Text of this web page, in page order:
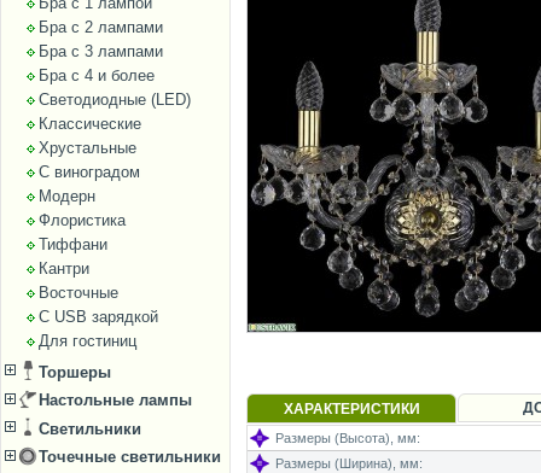
Бра с 2 лампами
Бра с 3 лампами
Бра с 4 и более
Светодиодные (LED)
Классические
Хрустальные
С виноградом
Модерн
Флористика
Тиффани
Кантри
Восточные
С USB зарядкой
Для гостиниц
Торшеры
Настольные лампы
Светильники
Точечные светильники
ХАРАКТЕРИСТИКИ
Размеры (Высота), мм:
Размеры (Ширина), мм: